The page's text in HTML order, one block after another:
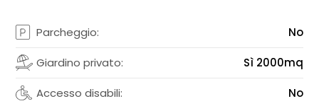
Parcheggio: No
Giardino privato: Sì 2000mq
Accesso disabili: No